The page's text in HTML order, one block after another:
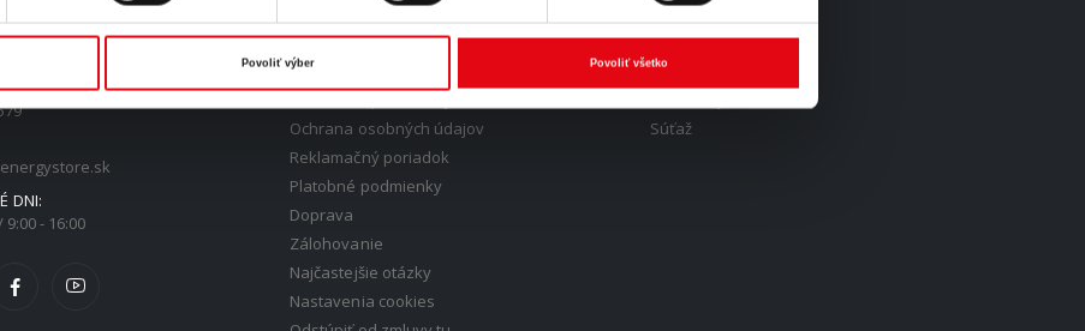
Povoliť výber Povoliť všetko
DNI:
- 16:00
Ochrana osobných údajov
Reklamačný poriadok
Platobné podmienky
Doprava
Zálohovanie
Najčastejšie otázky
Nastavenia cookies
Súťaž